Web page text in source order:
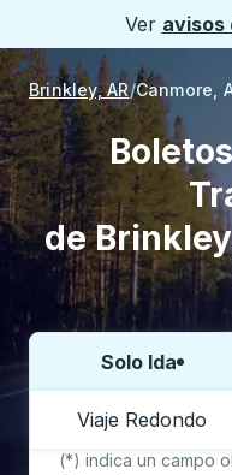
Ver avisos
Brinkley, AR Canmore,
de
Elija una forma o
Solo Ida
Viaje Redondo
(*) indica un campo